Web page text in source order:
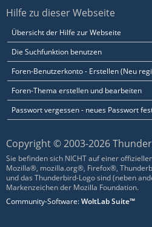
Hilfe zu dieser Webseite
Übersicht der Hilfe zur Webseite
Die Suchfunktion benutzen
Foren-Benutzerkonto - Erstellen (Neu
Foren-Thema erstellen und bearbeiten
Passwort vergessen - neues Passwort
Copyright © 2003-2026
Sie befinden sich NICHT auf einer
Mozilla®, mozilla.org®, Firefox®,
und das Thunderbird-Logo sind (neben
Markenzeichen der Mozilla Foundation.
Community-Software:WoltLab Suite™